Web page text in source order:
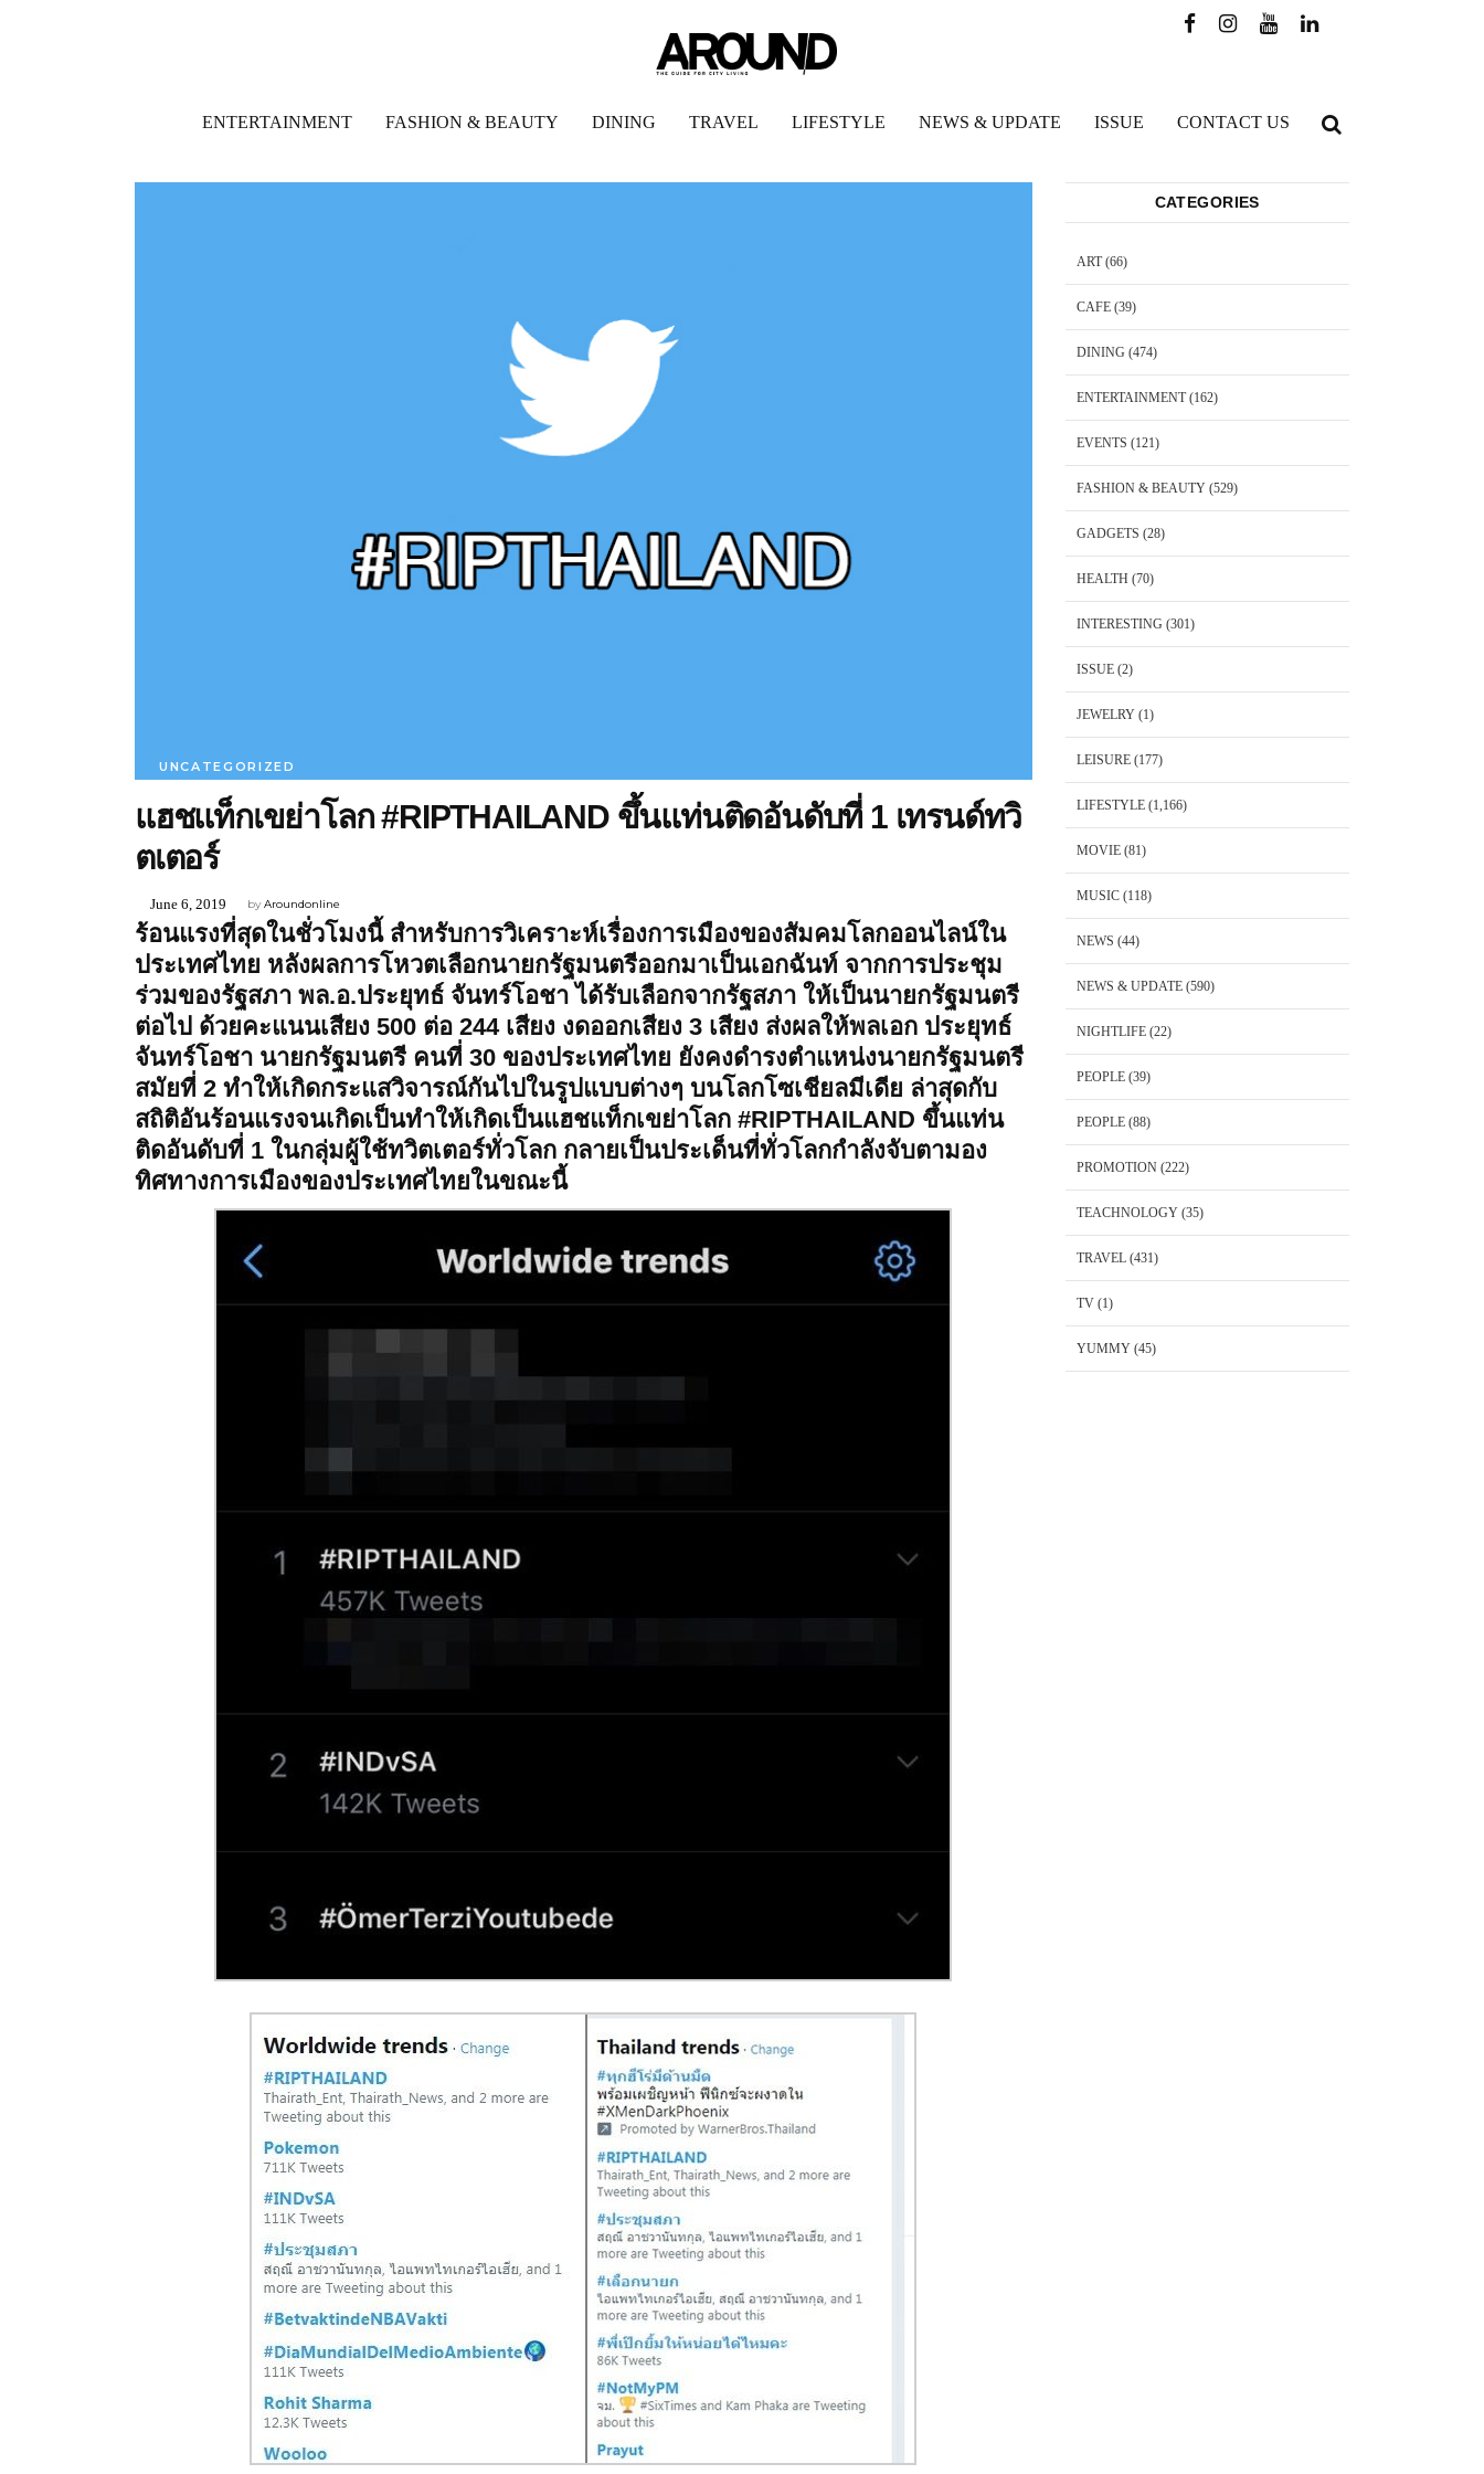
ENTERTAINMENT FASHION & BEAUTY DINING TRAVEL LIFESTYLE NEWS & UPDATE ISSUE CONTACT US
UNCATEGORIZED
แฮชแท็กเขย่าโลก #RIPTHAILAND ขึ้นแท่นติดอันดับที่ 1 เทรนด์ทวิ
ตเตอร์
byAroundonline
June 6, 2019
ร้อนแรงที่สุดในชั่วโมงนี้ สำหรับการวิเคราะห์เรื่องการเมืองของสัมคมโลกออนไลน์ใน
ประเทศไทย หลังผลการโหวตเลือกนายกรัฐมนตรีออกมาเป็นเอกฉันท์ จากการประชุม
ร่วมของรัฐสภา พล.อ.ประยุทธ์ จันทร์โอชา ได้รับเลือกจากรัฐสภา ให้เป็นนายกรัฐมนตรี
ต่อไป ด้วยคะแนนเสียง 500 ต่อ 244 เสียง งดออกเสียง 3 เสียง ส่งผลให้พลเอก ประยุทธ์
จันทร์โอชา นายกรัฐมนตรี คนที่ 30 ของประเทศไทย ยังคงดำรงตำแหน่งนายกรัฐมนตรี
สมัยที่ 2 ทำให้เกิดกระแสวิจารณ์กันไปในรูปแบบต่างๆ บนโลกโซเชียลมีเดีย ล่าสุดกับ
สถิติอันร้อนแรงจนเกิดเป็นทำให้เกิดเป็นแฮชแท็กเขย่าโลก #RIPTHAILAND ขึ้นแท่น
ติดอันดับที่ 1 ในกลุ่มผู้ใช้ทวิตเตอร์ทั่วโลก กลายเป็นประเด็นที่ทั่วโลกกำลังจับตามอง
ทิศทางการเมืองของประเทศไทยในขณะนี้
CATEGORIES
ART(66)
CAFE(39)
DINING (474)
ENTERTAINMENT(162)
EVENTS (121)
FASHION & BEAUTY(529)
GADGETS (28)
HEALTH (70)
INTERESTING (301)
ISSUE(2)
JEWELRY(1)
LEISURE(177)
LIFESTYLE(1,166)
MOVIE(81)
MUSIC(118)
NEWS (44)
NEWS & UPDATE(590)
NIGHTLIFE(22)
PEOPLE(39)
PEOPLE(88)
PROMOTION(222)
TEACHNOLOGY(35)
TRAVEL(431)
TV(1)
YUMMY(45)